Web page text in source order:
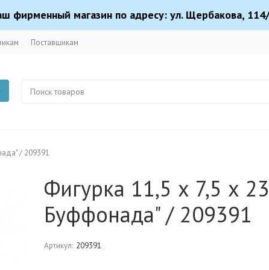
фирменный магазин по адресу: ул. Щербакова,
Поставщикам
/ 209391
Фигурка 11,5 х 7,5 х
Буффонада" / 209391
Артикул: 209391